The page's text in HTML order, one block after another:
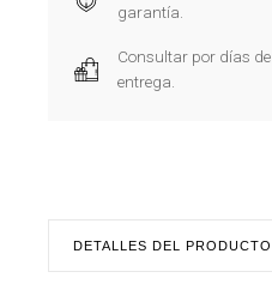
garantía.
Consultar por días de
entrega.
DETALLES DEL PRODUCTO